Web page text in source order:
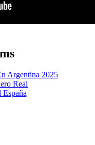
Argentina 2025
Real